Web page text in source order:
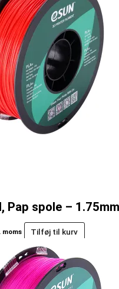
Pap spole –
moms Tilføj til kurv